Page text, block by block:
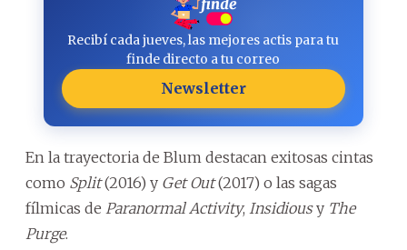
Recibí cada jueves, las mejores actis para tu
finde directo a tu correo
Newsletter
En la trayectoria de Blum destacan exitosas cintas
como Split(2016) y Get Out(2017) o las sagas
fílmicas de Paranormal Activity, Insidiousy The
Purge.